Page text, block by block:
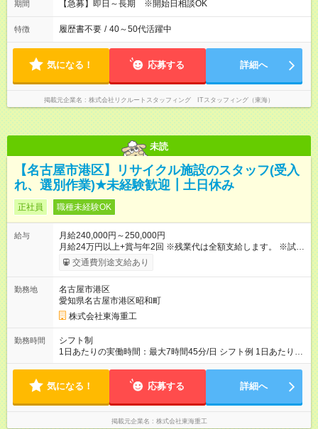
期間 【急募】即日～長期 ※開始日相談OK
特徴 履歴書不要 / 40～50代活躍中
気になる！ 応募する 詳細へ
掲載元企業名 株式会社リクルートスタッフィング ITスタッフィング（東海）
未読
【名古屋市港区】リサイクル施設のスタッフ(受入
れ、選別作業)★未経験歓迎┃土日休み
正社員 職種未経験OK
給与
月給240,000円～250,000円
月給24万円以上+賞与年2回 ※残業代は全額支給します。 ※試用
期間は３ヶ月で、その間の給与や福利厚生などの待遇に変動は
ありません。入社日から正社員としてお迎えします。 【試用期
採用時と同じです。
交通費別途支給あり
勤務地
名古屋市港区
愛知県名古屋市港区昭和町
株式会社東海重工
勤務時間
シフト制
1日あたりの実働時間：最大7時間45分/日 シフト例 1日あたりの
実働時間：7.75時間 ・8:15～17:00 ・10:15～19:00 ※転勤なし
気になる！ 応募する 詳細へ
掲載元企業名 株式会社東海重工